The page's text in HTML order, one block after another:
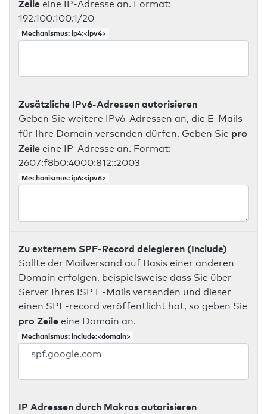
Zeile eine IP-Adresse an. Format:
192.100.100.1/20
Mechanismus: ip4:<ipv4>
Zusätzliche IPv6-Adressen autorisieren
Geben Sie weitere IPv6-Adressen an, die E-Mails
für Ihre Domain versenden dürfen. Geben Sie pro
Zeile eine IP-Adresse an. Format:
2607:f8b0:4000:812::2003
Mechanismus: ip6:<ipv6>
Zu externem SPF-Record delegieren (Include)
Sollte der Mailversand auf Basis einer anderen
Domain erfolgen, beispielsweise dass Sie über
Server Ihres ISP E-Mails versenden und dieser
einen SPF-record veröffentlicht hat, so geben Sie
pro Zeile eine Domain an.
Mechanismus: include:<domain>
IP Adressen durch Makros autorisieren